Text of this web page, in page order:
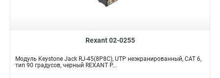
Rexant 02-0255
Модуль Keystone Jack RJ-45(8P8C), UTP неэкранированный, CAT 6,
тип 90 градусов, черный REXANT P...